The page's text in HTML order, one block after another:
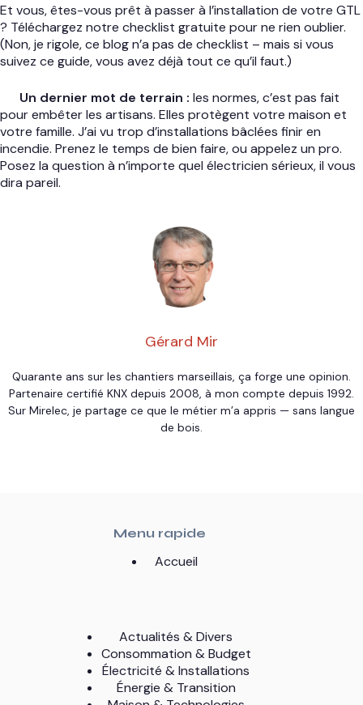
Et vous, êtes-vous prêt à passer à l’installation de votre GTL
? Téléchargez notre checklist gratuite pour ne rien oublier.
(Non, je rigole, ce blog n’a pas de checklist – mais si vous
suivez ce guide, vous avez déjà tout ce qu’il faut.)
Un dernier mot de terrain : les normes, c’est pas fait
pour embêter les artisans. Elles protègent votre maison et
votre famille. J’ai vu trop d’installations bâclées finir en
incendie. Prenez le temps de bien faire, ou appelez un pro.
Posez la question à n’importe quel électricien sérieux, il vous
dira pareil.
Gérard Mir
Quarante ans sur les chantiers marseillais, ça forge une opinion.
Partenaire certifié KNX depuis 2008, à mon compte depuis 1992.
Sur Mirelec, je partage ce que le métier m’a appris — sans langue
de bois.
Menu rapide
Accueil
Actualités & Divers
Consommation & Budget
Électricité & Installations
Énergie & Transition